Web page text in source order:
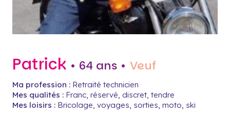
Patrick • 64 ans • Veuf
Ma profession : Retraité technicien
Mes qualités : Franc, réservé, discret, tendre
Mes loisirs : Bricolage, voyages, sorties, moto, ski